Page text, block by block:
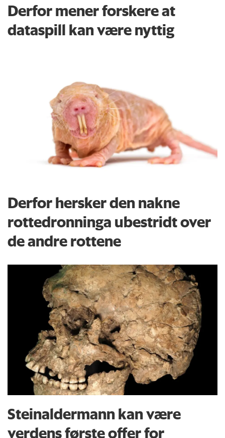
Derfor mener forskere at
dataspill kan være nyttig
Derfor hersker den nakne
rottedronninga ubestridt over
de andre rottene
Steinaldermann kan være
verdens første offer for